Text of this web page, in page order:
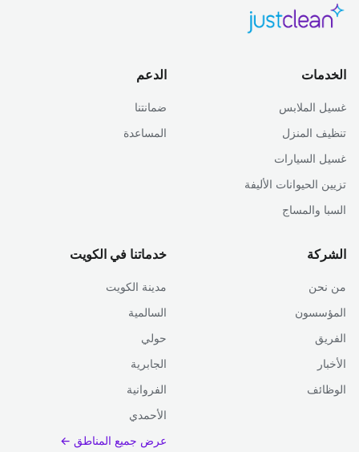
الخدمات
غسيل الملابس
تنظيف المنزل
غسيل السيارات
تزيين الحيوانات الأليفة
السبا والمساج
الدعم
ضمانتنا
المساعدة
الشركة
من نحن
المؤسسون
الفريق
الأخبار
الوظائف
خدماتنا في الكويت
مدينة الكويت
السالمية
حولي
الجابرية
الفروانية
الأحمدي
عرض جميع المناطق ←